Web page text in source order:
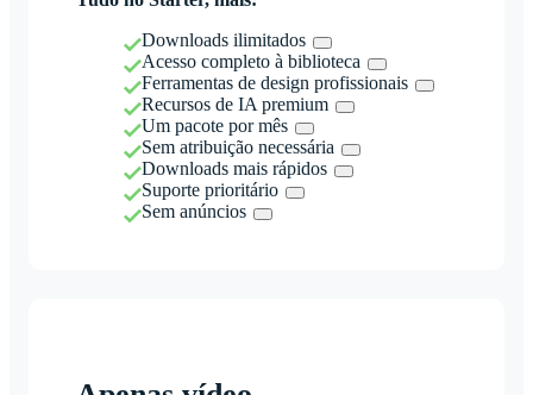
Downloads ilimitados
Acesso completo à biblioteca
Ferramentas de design profissionais
Recursos de IA premium
Um pacote por mês
Sem atribuição necessária
Downloads mais rápidos
Suporte prioritário
Sem anúncios